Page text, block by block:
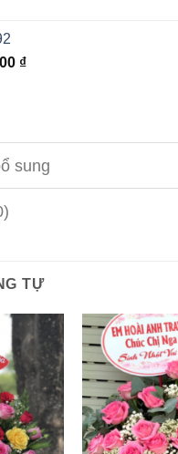
₫
sung
TỰ